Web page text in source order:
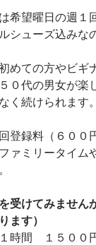
希望曜日の週１
シューズ込みな
めての方やビギ
０代の男女が楽
く続けられます。
登録料（６００
ァミリータイム
受けてみません
ます）
時間 １５００